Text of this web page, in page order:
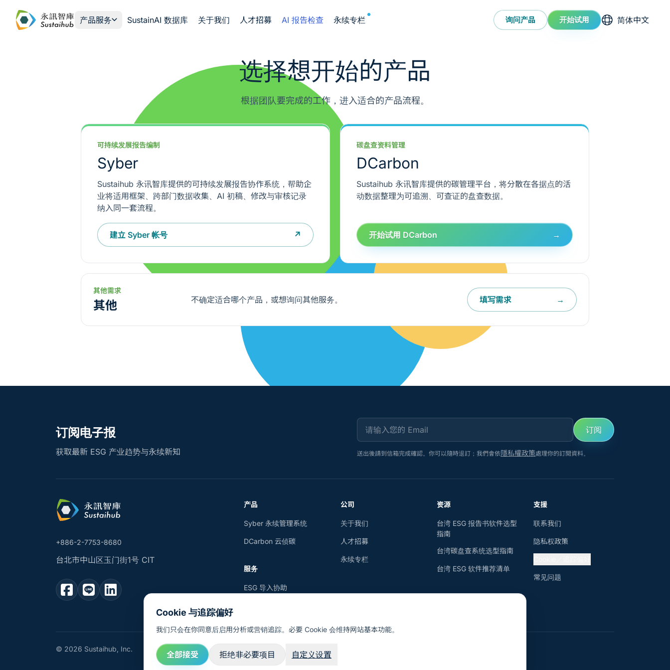
产品服务
SustainAI 数据库 关于我们 人才招募 AI 报告检查 永续专栏NEW 询问产品 开始试用 选择语系
选择想开始的产品
根据团队要完成的工作，进入适合的产品流程。
可持续发展报告编制
Syber
Sustaihub 永讯智库提供的可持续发展报告协作系统，帮助企
业将适用框架、跨部门数据收集、AI 初稿、修改与审核记录
纳入同一套流程。
建立 Syber 帐号 ↗
在新分页中开启
碳盘查资料管理
DCarbon
Sustaihub 永讯智库提供的碳管理平台，将分散在各据点的活
动数据整理为可追溯、可查证的盘查数据。
开始试用 DCarbon →
其他需求
其他 不确定适合哪个产品，或想询问其他服务。 填写需求 →
订阅电子报
获取最新 ESG 产业趋势与永续新知
请输入您的 Email
订阅
送出後請到信箱完成確認。你可以隨時退訂；我們會依隱私權政策處理你的訂閱資料。
+886-2-7753-8680
台北市中山区玉门街1号 CIT
产品
Syber 永续管理系统
DCarbon 云侦碳
服务
ESG 导入协助
公司
关于我们
人才招募
永续专栏
资源
台湾 ESG 报告书软件选型
指南
台湾碳盘查系统选型指南
台湾 ESG 软件推荐清单
支援
联系我们
隐私权政策
常见问题
© 2026 Sustaihub, Inc.
Cookie 与追踪偏好
我们只会在你同意后启用分析或营销追踪。必要 Cookie 会维持网站基本功能。
全部接受 拒绝非必要项目 自定义设置